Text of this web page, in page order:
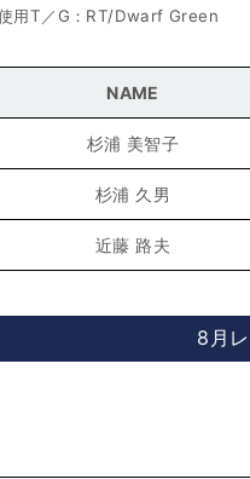
用T／G：RT/Dwarf Green
NAME
杉浦 美智子
杉浦 久男
近藤 路夫
8月